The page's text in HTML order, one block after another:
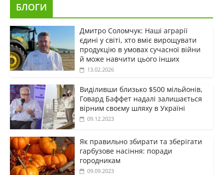
БЛОГИ
Дмитро Соломчук: Наші аграрії
єдині у світі, хто вміє вирощувати
продукцію в умовах сучасної війни
й може навчити цього інших
13.02.2026
Виділивши близько $500 мільйонів,
Говард Баффет надалі залишається
вірним своєму шляху в Україні
09.12.2023
Як правильно збирати та зберігати
гарбузове насіння: поради
городникам
09.09.2023